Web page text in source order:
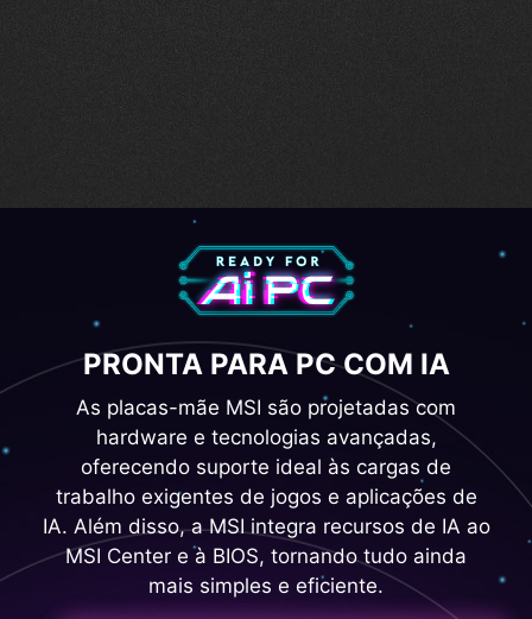
PRONTA PARA PC COM IA
As placas-mãe MSI são projetadas com
hardware e tecnologias avançadas,
oferecendo suporte ideal às cargas de
trabalho exigentes de jogos e aplicações de
IA. Além disso, a MSI integra recursos de IA ao
MSI Center e à BIOS, tornando tudo ainda
mais simples e eficiente.